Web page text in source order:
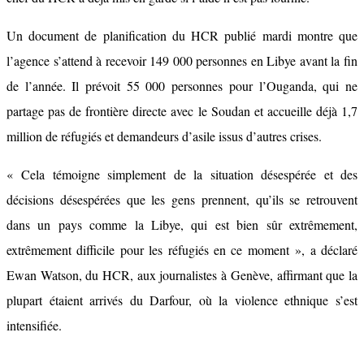
Un document de planification du HCR publié mardi montre que
l’agence s’attend à recevoir 149 000 personnes en Libye avant la fin
de l’année. Il prévoit 55 000 personnes pour l’Ouganda, qui ne
partage pas de frontière directe avec le Soudan et accueille déjà 1,7
million de réfugiés et demandeurs d’asile issus d’autres crises.
« Cela témoigne simplement de la situation désespérée et des
décisions désespérées que les gens prennent, qu’ils se retrouvent
dans un pays comme la Libye, qui est bien sûr extrêmement,
extrêmement difficile pour les réfugiés en ce moment », a déclaré
Ewan Watson, du HCR, aux journalistes à Genève, affirmant que la
plupart étaient arrivés du Darfour, où la violence ethnique s’est
intensifiée.